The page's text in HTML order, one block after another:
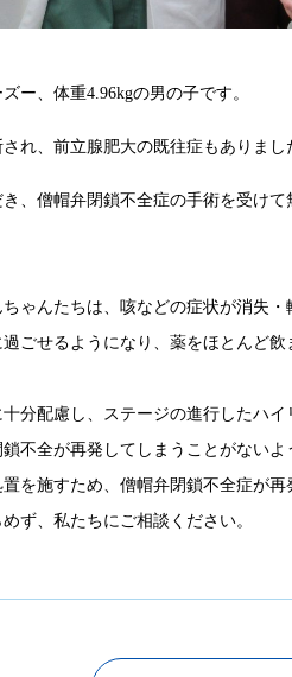
ー、体重4.96kgの男の子です。
れ、前立腺肥大の既往症もありまし
、僧帽弁閉鎖不全症の手術を受けて
ゃんたちは、咳などの症状が消失
ごせるようになり、薬をほとんど
分配慮し、ステージの進行したハ
不全が再発してしまうことがない
を施すため、僧帽弁閉鎖不全症が再
ず、私たちにご相談ください。